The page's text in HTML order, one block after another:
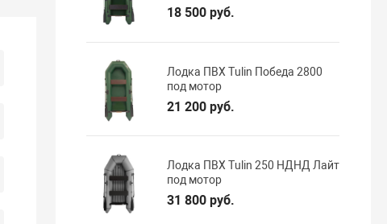
18 500 руб.
Лодка ПВХ Tulin Победа 2800
под мотор
21 200 руб.
Лодка ПВХ Tulin 250 НДНД Лайт
под мотор
31 800 руб.